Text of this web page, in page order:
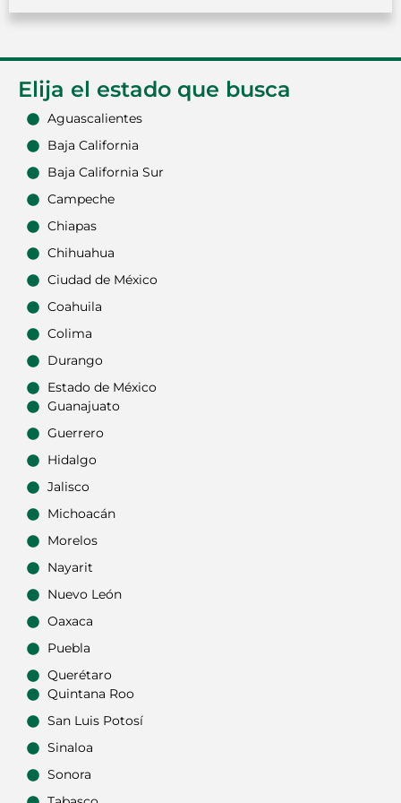
Elija el estado que busca
Aguascalientes
Baja California
Baja California Sur
Campeche
Chiapas
Chihuahua
Ciudad de México
Coahuila
Colima
Durango
Estado de México
Guanajuato
Guerrero
Hidalgo
Jalisco
Michoacán
Morelos
Nayarit
Nuevo León
Oaxaca
Puebla
Querétaro
Quintana Roo
San Luis Potosí
Sinaloa
Sonora